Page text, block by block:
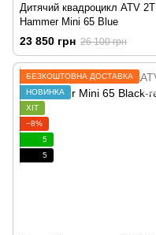
Дитячий квадроцикл ATV 2T
Hammer Mini 65 Blue
23 850 грн 26 100 грн
БЕЗКОШТОВНА ДОСТАВКА
НОВИНКА
ХІТ
−8%
5
5